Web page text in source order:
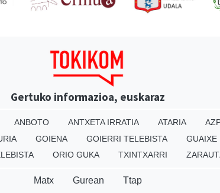
Gertuko informazioa, euskaraz
ANBOTO ANTXETA IRRATIA ATARIA
GOIENA GOIERRI TELEBISTA
GUAIXE
ORIO GUKA TXINTXARRI
Matx Gurean Ttap